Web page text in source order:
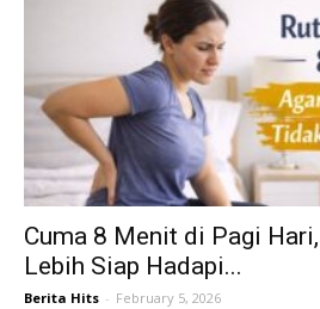
Cuma 8 Menit di Pagi
Lebih Siap Hadapi...
Berita Hits - February 5, 2026